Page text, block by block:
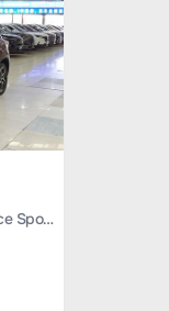
MG ONE 2022 α-Digital Intelligence Sports Series 1.5T start-up version